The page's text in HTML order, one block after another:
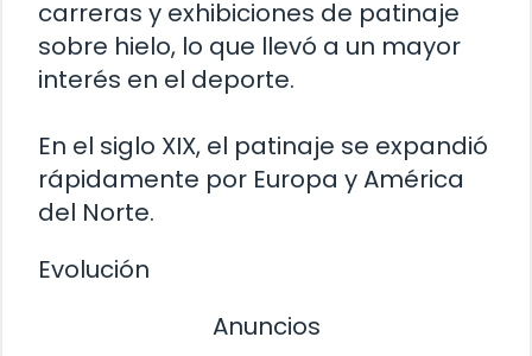
carreras y exhibiciones de patinaje
sobre hielo, lo que llevó a un mayor
interés en el deporte.
En el siglo XIX, el patinaje se expandió
rápidamente por Europa y América
del Norte.
Evolución
Anuncios